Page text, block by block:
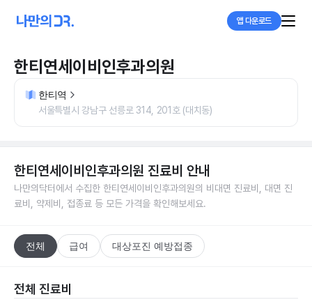
앱 다운로드
한티연세이비인후과의원
한티역
서울특별시 강남구 선릉로 314, 201호 (대치동)
한티연세이비인후과의원 진료비 안내
나만의닥터에서 수집한 한티연세이비인후과의원의 비대면 진료비, 대면 진
료비, 약제비, 접종료 등 모든 가격을 확인해보세요.
전체 급여 대상포진 예방접종
전체 진료비